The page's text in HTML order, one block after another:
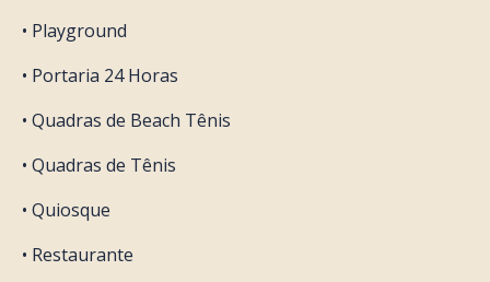
• Playground
• Portaria 24 Horas
• Quadras de Beach Tênis
• Quadras de Tênis
• Quiosque
• Restaurante